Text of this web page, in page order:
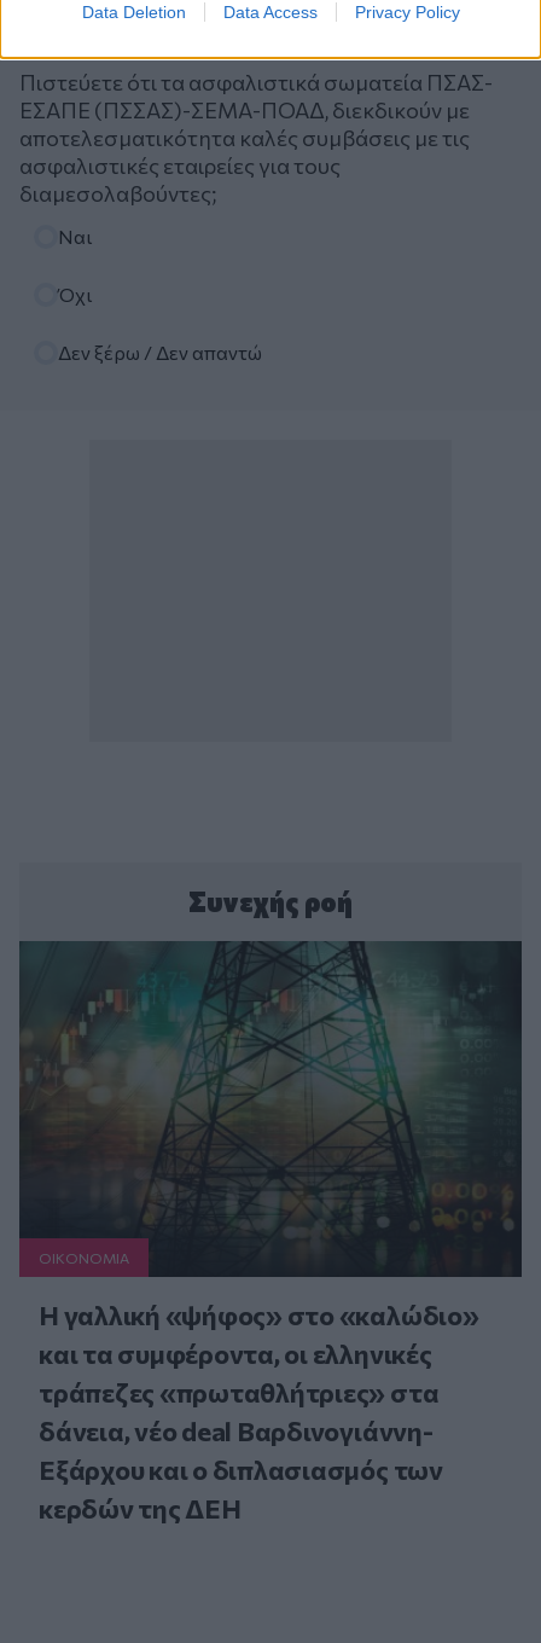
Data Deletion Data Access Privacy Policy
Ψηφοφορία
Πιστεύετε ότι τα ασφαλιστικά σωματεία ΠΣΑΣ-
ΕΣΑΠΕ (ΠΣΣΑΣ)-ΣΕΜΑ-ΠΟΑΔ, διεκδικούν με
αποτελεσματικότητα καλές συμβάσεις με τις
ασφαλιστικές εταιρείες για τους
διαμεσολαβούντες;
Ναι
Όχι
Δεν ξέρω / Δεν απαντώ
Συνεχής ροή
ΟΙΚΟΝΟΜΙΑ
Η γαλλική «ψήφος» στο «καλώδιο»
και τα συμφέροντα, οι ελληνικές
τράπεζες «πρωταθλήτριες» στα
δάνεια, νέο deal Βαρδινογιάννη-
Εξάρχου και ο διπλασιασμός των
κερδών της ΔΕΗ